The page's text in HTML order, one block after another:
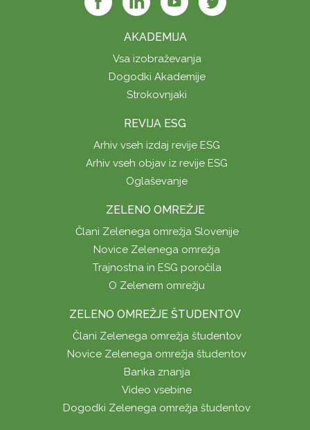
AKADEMIJA
Vsa izobraževanja
Dogodki Akademije
Strokovnjaki
REVIJA ESG
Arhiv vseh izdaj revije ESG
Arhiv vseh objav iz revije ESG
Oglaševanje
ZELENO OMREŽJE
Člani Zelenega omrežja Slovenije
Novice Zelenega omrežja
Trajnostna in ESG poročila
O Zelenem omrežju
ZELENO OMREŽJE ŠTUDENTOV
Člani Zelenega omrežja študentov
Novice Zelenega omrežja študentov
Banka znanja
Video vsebine
Dogodki Zelenega omrežja študentov